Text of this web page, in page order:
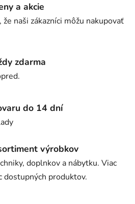
a akcie
že naši zákazníci môžu nakupovať
zdarma
do 14 dní
výrobkov
doplnkov a nábytku. Viac
dostupných produktov.